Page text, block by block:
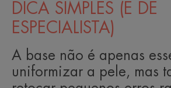
DICA SIMPLES (E DE
ESPECIALISTA)
A base não é apenas
uniformizar a pele, mas